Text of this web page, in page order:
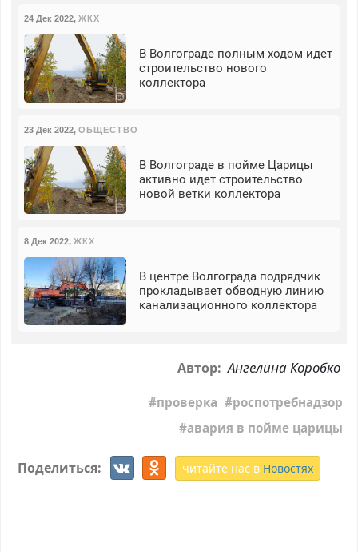
24 Дек 2022, ЖКХ
В Волгограде полным ходом идет
строительство нового
коллектора
23 Дек 2022, ОБЩЕСТВО
В Волгограде в пойме Царицы
активно идет строительство
новой ветки коллектора
8 Дек 2022, ЖКХ
В центре Волгограда подрядчик
прокладывает обводную линию
канализационного коллектора
Автор: Ангелина Коробко
проверка
роспотребнадзор
авария в пойме царицы
Поделиться: читайте нас в Новостях